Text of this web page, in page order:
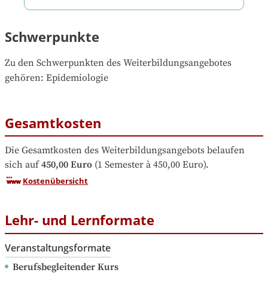
Schwerpunkte
Zu den Schwerpunkten des Weiterbildungsangebotes
gehören: Epidemiologie
Gesamtkosten
Die Gesamtkosten des Weiterbildungsangebots belaufen
sich auf 450,00 Euro (1 Semester à 450,00 Euro).
Kostenübersicht
Lehr- und Lernformate
Veranstaltungsformate
Berufsbegleitender Kurs